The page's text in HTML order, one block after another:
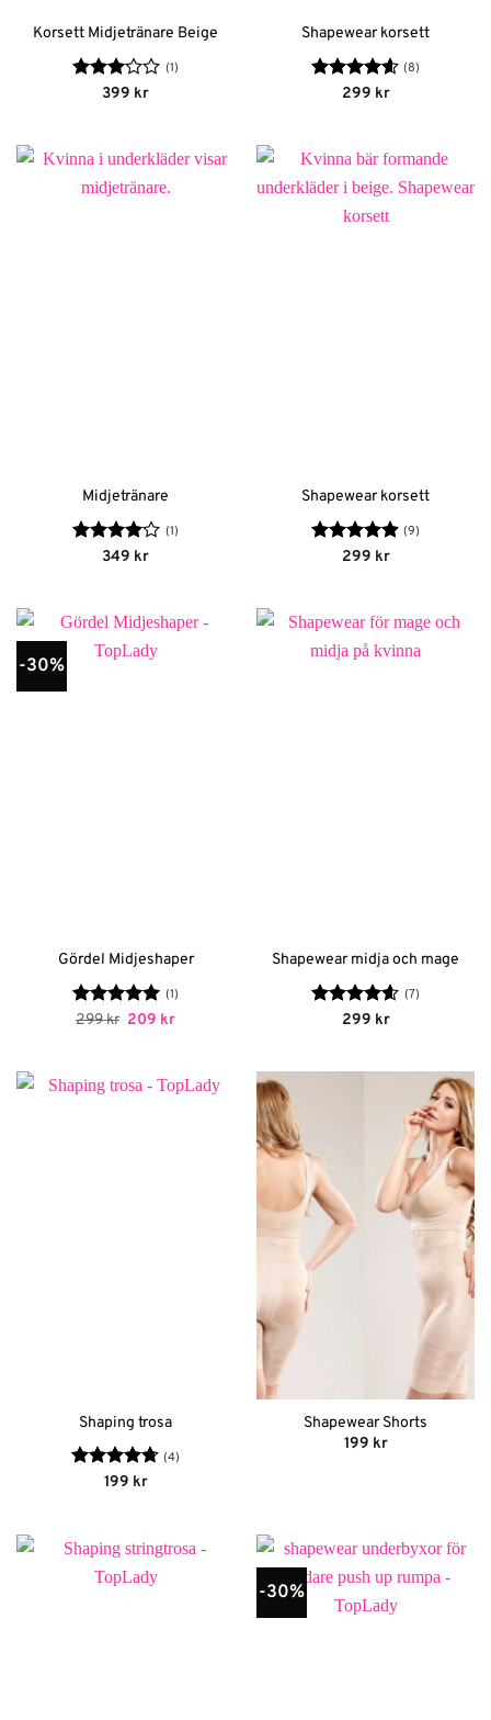
Korsett Midjetränare Beige
Betygsatt
(1)
399 kr
Shapewear korsett
Betygsatt
(8)
299 kr
Midjetränare
Betygsatt
(1)
349 kr
Shapewear korsett
Betygsatt
(9)
299 kr
-30%
Gördel Midjeshaper
Betygsatt5
(1)
299kr Det
299 kr.
209 krDet
209 kr.
Shapewear midja och mage
Betygsatt
(7)
299 kr
Shaping trosa
Betygsatt
(4)
199 kr
Shapewear Shorts
199 kr
-30%